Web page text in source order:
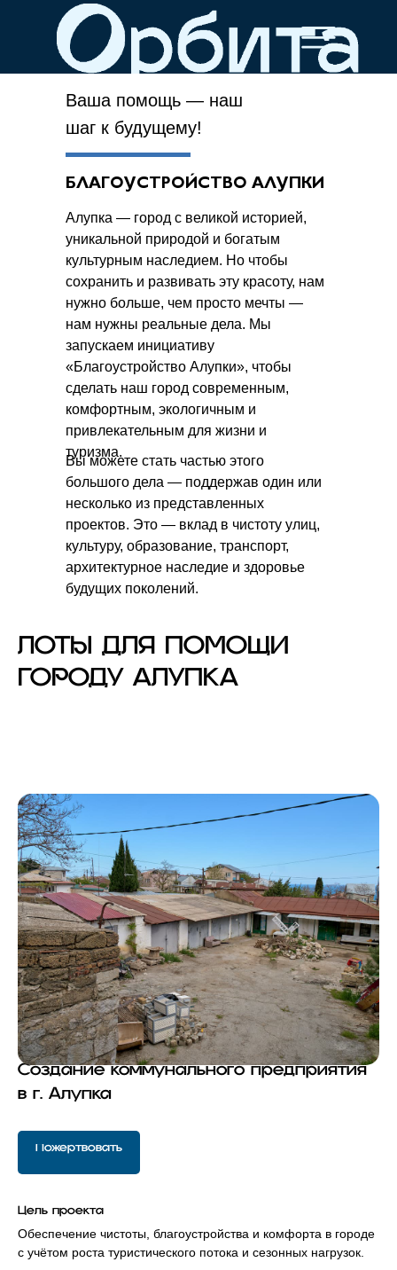
Ваша помощь — наш
шаг к будущему!
БЛАГОУСТРОЙСТВО АЛУПКИ
Алупка — город с великой историей,
уникальной природой и богатым
культурным наследием. Но чтобы
сохранить и развивать эту красоту, нам
нужно больше, чем просто мечты —
нам нужны реальные дела. Мы
запускаем инициативу
«Благоустройство Алупки», чтобы
сделать наш город современным,
комфортным, экологичным и
привлекательным для жизни и
туризма.
Вы можете стать частью этого
большого дела — поддержав один или
несколько из представленных
проектов. Это — вклад в чистоту улиц,
культуру, образование, транспорт,
архитектурное наследие и здоровье
будущих поколений.
ЛОТЫ ДЛЯ ПОМОЩИ
ГОРОДУ АЛУПКА
Создание коммунального предприятия
в г. Алупка
Пожертвовать
Цель проекта
Обеспечение чистоты, благоустройства и комфорта в городе
с учётом роста туристического потока и сезонных нагрузок.